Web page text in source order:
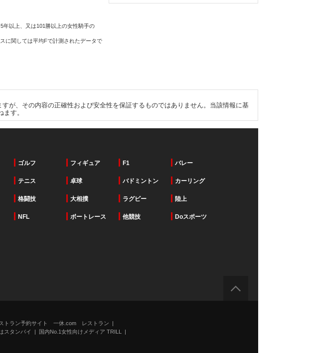
年以上、又は101勝以上の女性騎手の
に関しては平均Fで計測されたデータで
が、その内容の正確性および安全性を保証するものではありません。当該情報に基
す。
ゴルフ フィギュア F1 バレー
テニス 卓球 バドミントン カーリング
格闘技 大相撲 ラグビー 陸上
NFL ボートレース 他競技 Doスポーツ
トラン予約サイト 一休.com レストラン
スタンバイ
国内No.1女性向けメディア TRILL